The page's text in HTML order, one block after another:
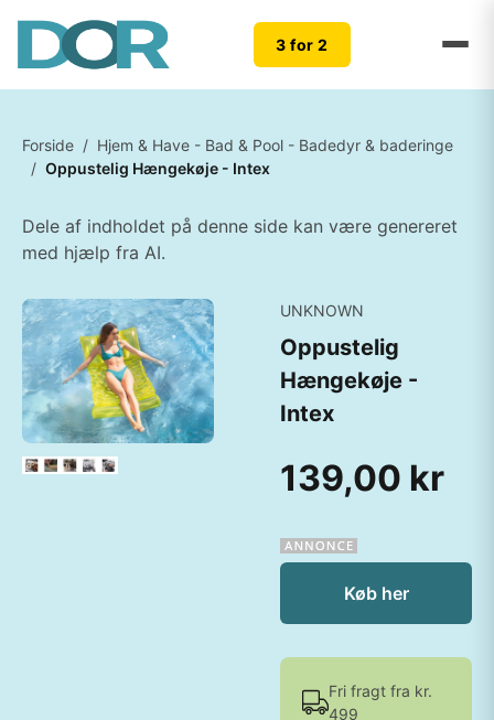
3 for 2
Forside / Hjem & Have - Bad & Pool - Badedyr & baderinge
/ Oppustelig Hængekøje - Intex
Dele af indholdet på denne side kan være genereret
med hjælp fra AI.
UNKNOWN
Oppustelig
Hængekøje -
Intex
139,00 kr
Køb her
Fri fragt fra kr.
499